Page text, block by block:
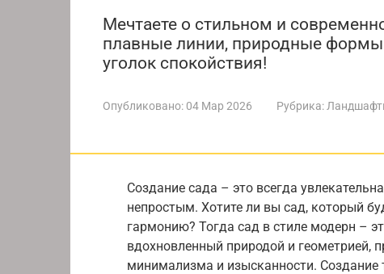
Мечтаете о стильном и
плавные линии, природные
уголок спокойствия!
Опубликовано: 04 Мар 2026 Рубрика:
Создание сада – это всегда
непростым. Хотите ли вы сад, который
гармонию? Тогда сад в стиле модерн –
вдохновленный природой и геометрией,
минимализма и изысканности. Создание